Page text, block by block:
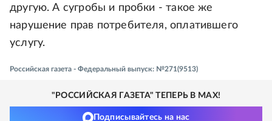
другую. А сугробы и пробки - такое же
нарушение прав потребителя, оплатившего
услугу.
Российская газета - Федеральный выпуск: №271(9513)
"РОССИЙСКАЯ ГАЗЕТА" ТЕПЕРЬ В MAX!
Подписывайтесь на нас